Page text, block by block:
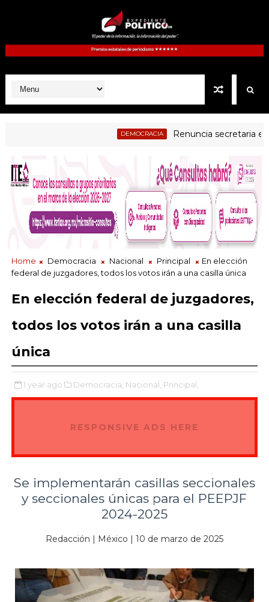
DEMOCRACIA Renuncia secretaria
Home Democracia Nacional Principal
En elección
federal de juzgadores, todos los votos irán a una casilla única
En elección federal de juzgadores,
todos los votos irán a una casilla
única
1 year ago Democracia, Nacional, Principal,
RESPONSIVE ADS HERE
Se implementarán casillas seccionales
y seccionales únicas para el PEEPJF
2024-2025
Redacción | México | 10 de marzo de 2025